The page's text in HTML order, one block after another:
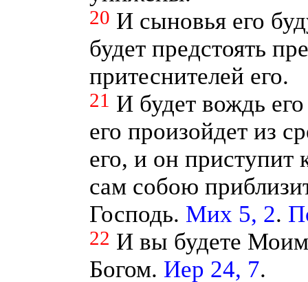
20 И сыновья его
будет предстоять
притеснителей его.
21 И будет вождь
его произойдет из
его, и он приступит
сам собою
Господь. Мих 5, 2.
22 И вы будете
Богом. Иер 24, 7.